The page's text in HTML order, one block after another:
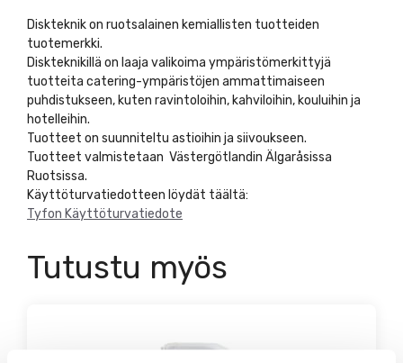
Diskteknik on ruotsalainen kemiallisten tuotteiden
tuotemerkki.
Diskteknikillä on laaja valikoima ympäristömerkittyjä
tuotteita catering-ympäristöjen ammattimaiseen
puhdistukseen, kuten ravintoloihin, kahviloihin, kouluihin ja
hotelleihin.
Tuotteet on suunniteltu astioihin ja siivoukseen.
Tuotteet valmistetaan Västergötlandin Älgaråsissa
Ruotsissa.
Käyttöturvatiedotteen löydät täältä:
Tyfon Käyttöturvatiedote
Tutustu myös